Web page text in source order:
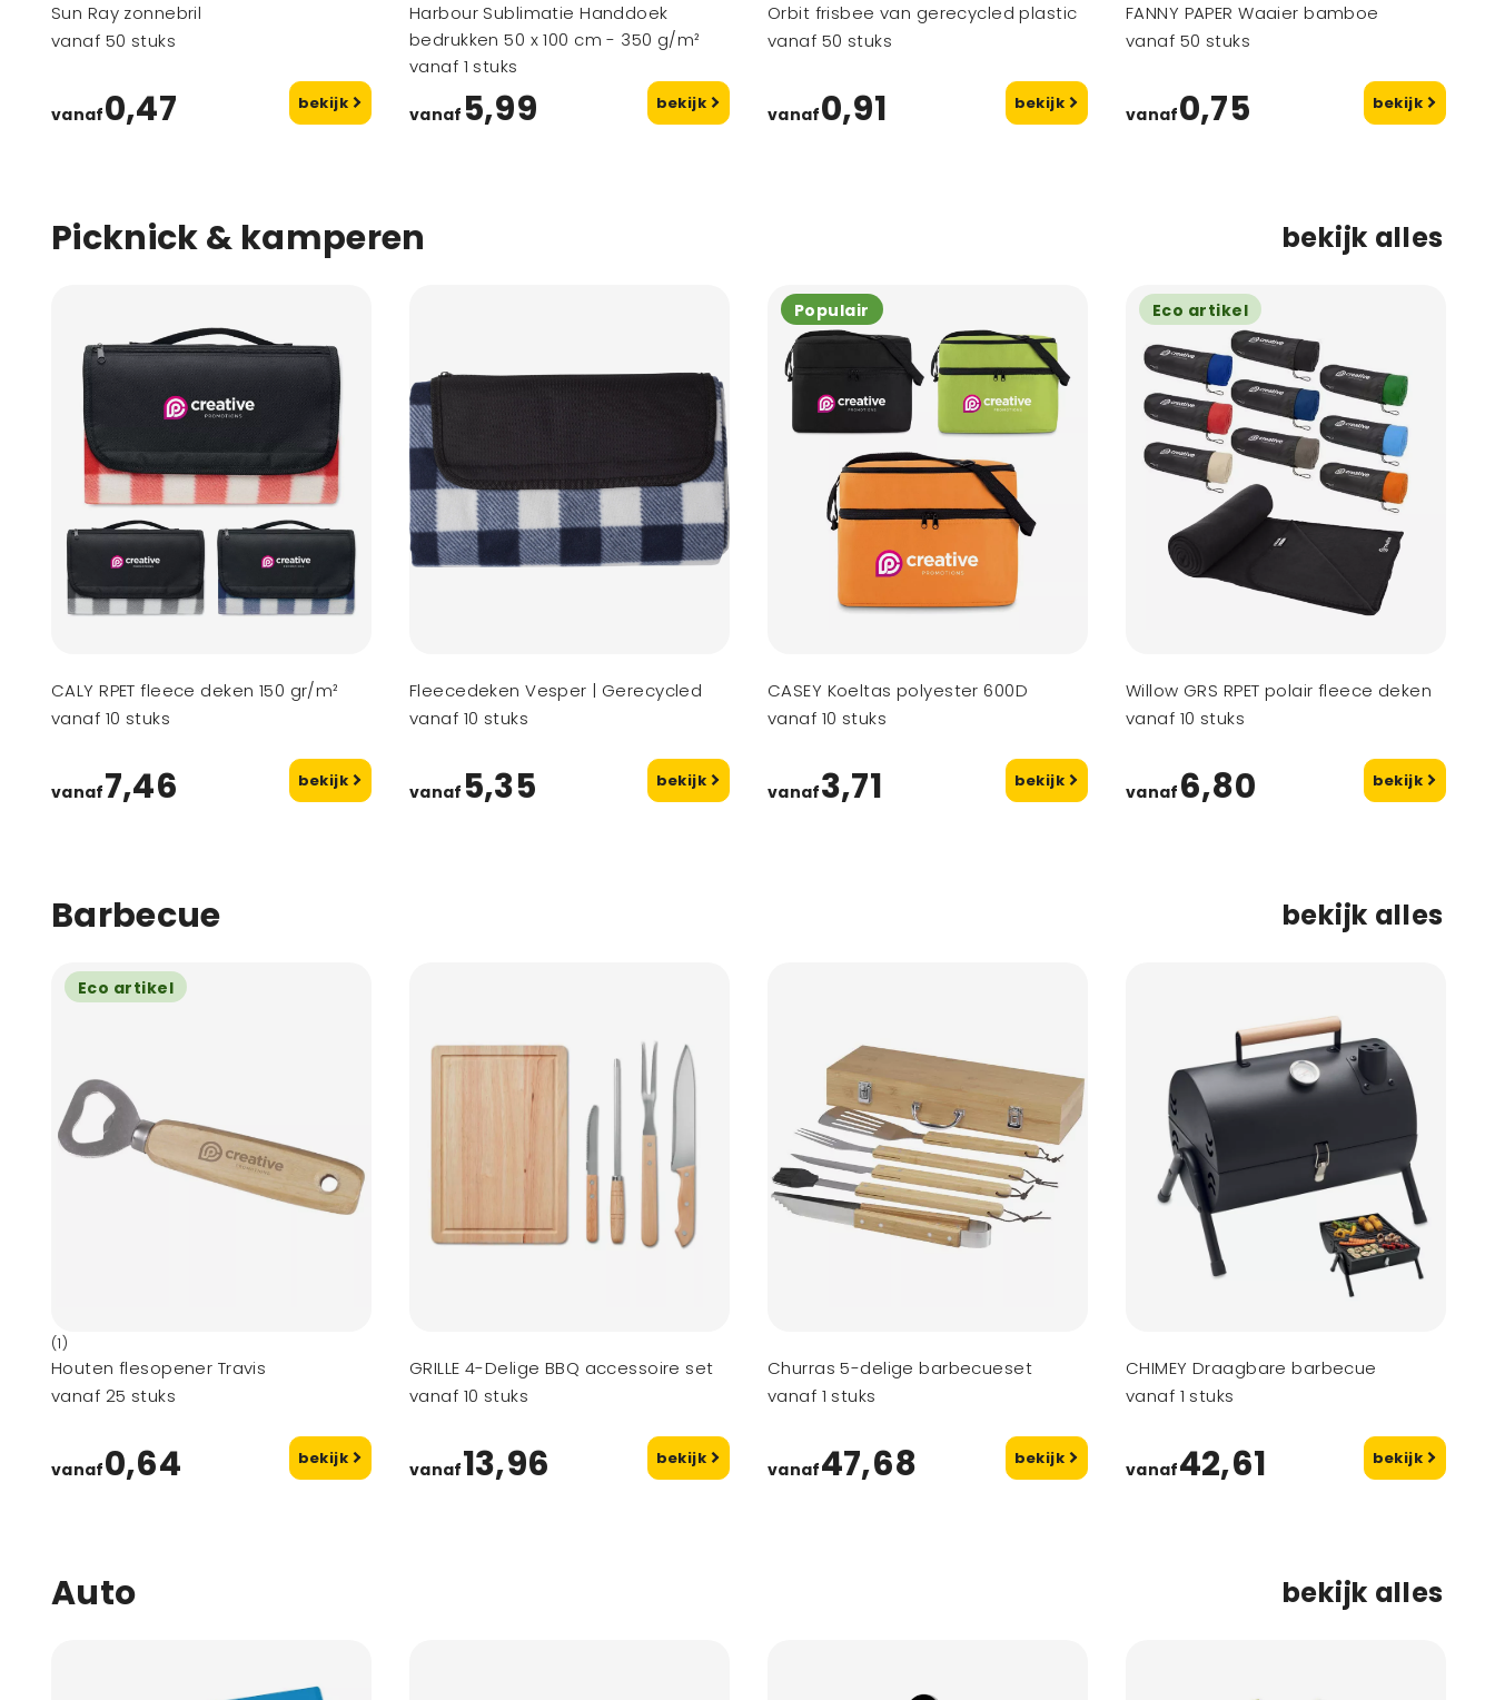
Sun Ray zonnebril
vanaf 50 stuks
vanaf0,47 bekijk
Harbour Sublimatie Handdoek
bedrukken 50 x 100 cm - 350 g/m²
vanaf 1 stuks
vanaf 5,99 bekijk
Orbit frisbee van gerecycled plastic
vanaf 50 stuks
vanaf0,91 bekijk
FANNY PAPER Waaier bamboe
vanaf 50 stuks
vanaf0,75 bekijk
Picknick & kamperen bekijk alles
CALY RPET fleece deken 150 gr/m²
vanaf 10 stuks
vanaf7,46 bekijk
Fleecedeken Vesper | Gerecycled
vanaf 10 stuks
vanaf 5,35 bekijk
Populair
CASEY Koeltas polyester 600D
vanaf 10 stuks
vanaf3,71 bekijk
Eco artikel
Willow GRS RPET polair fleece deken
vanaf 10 stuks
vanaf 6,80 bekijk
Barbecue bekijk alles
Eco artikel
(1)
Houten flesopener Travis
vanaf 25 stuks
vanaf0,64 bekijk
GRILLE 4-Delige BBQ accessoire set
vanaf 10 stuks
vanaf13,96 bekijk
Churras 5-delige barbecueset
vanaf 1 stuks
vanaf47,68 bekijk
CHIMEY Draagbare barbecue
vanaf 1 stuks
vanaf42,61 bekijk
Auto bekijk alles